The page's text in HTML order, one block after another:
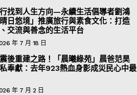
找到人生方向—永續生活倡導者劉鴻
日悠境」推廣旅行與素食文化：打造
交流與善念的生活平台
年 7 月 18 日
後重建之路！「晨曦綠苑」晨爸范昊
奉獻：去年923熱血身影成災民心中最
年 7 月 2 日